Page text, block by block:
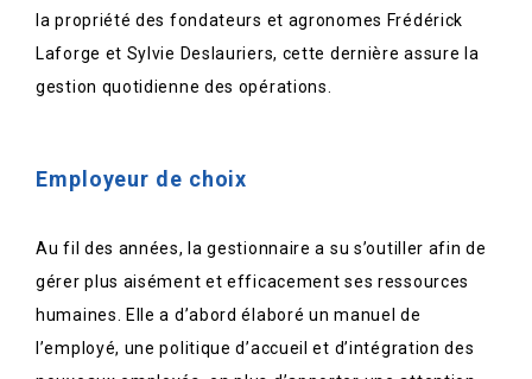
la propriété des fondateurs et agronomes Frédérick
Laforge et Sylvie Deslauriers, cette dernière assure la
gestion quotidienne des opérations.
Employeur de choix
Au fil des années, la gestionnaire a su s’outiller afin de
gérer plus aisément et efficacement ses ressources
humaines. Elle a d’abord élaboré un manuel de
l’employé, une politique d’accueil et d’intégration des